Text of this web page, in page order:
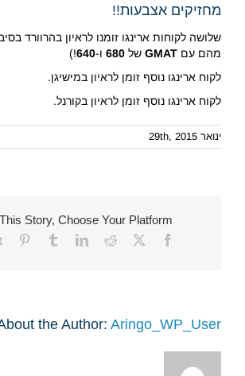
מחזיקים אצבעות!!
שלושה לקוחות ארינגו זומנו לראיון בהרוורד
מהם עם GMAT של 680 ו-640
!)
לקוח ארינגו נוסף זומן לראיון במישיגן.
לקוח ארינגו נוסף זומן לראיון בקורנל.
ינואר 29th, 2015
Story, Choose Your Platform!
Facebook
X
Reddit
LinkedIn
Tumblr
the Author: Aringo_WP_User